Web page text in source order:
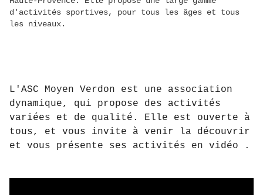
d'activités sportives, pour tous les âges et tous
les niveaux.
L'ASC Moyen Verdon est une association
dynamique, qui propose des activités
variées et de qualité. Elle est ouverte à
tous, et vous invite à venir la découvrir
et vous présente ses activités en vidéo .